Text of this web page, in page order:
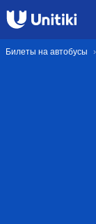
Билеты на автобусы